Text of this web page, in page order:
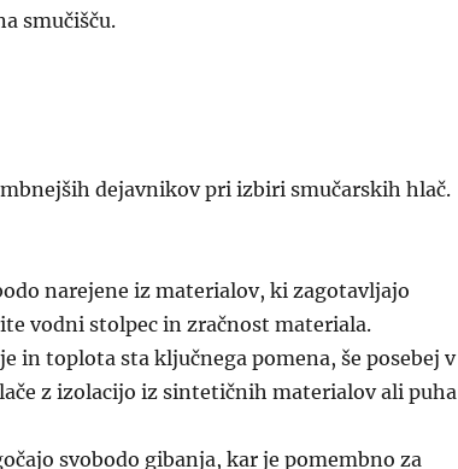
smučišču.
dejavnikov pri izbiri smučarskih hlač.
narejene iz materialov, ki zagotavljajo
vodni stolpec in zračnost materiala.
in toplota sta ključnega pomena, še posebej v
z izolacijo iz sintetičnih materialov ali puha
svobodo gibanja, kar je pomembno za